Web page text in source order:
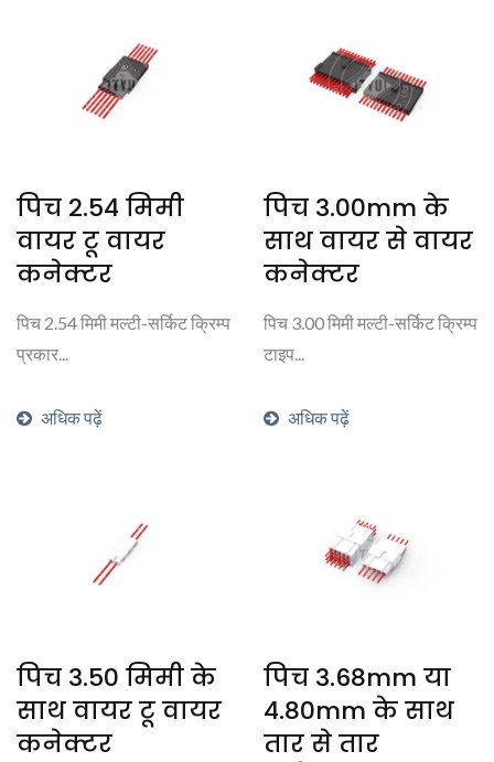
पिच 2.54 मिमी
वायर टू वायर
कनेक्टर
पिच 2.54 मिमी मल्टी-सर्किट क्रिम्प
प्रकार...
अधिक पढ़ें
पिच 3.00mm के
साथ वायर से वायर
कनेक्टर
पिच 3.00 मिमी मल्टी-सर्किट क्रिम्प
टाइप...
अधिक पढ़ें
पिच 3.50 मिमी के
साथ वायर टू वायर
कनेक्टर
पिच 3.68mm या
4.80mm के साथ
तार से तार